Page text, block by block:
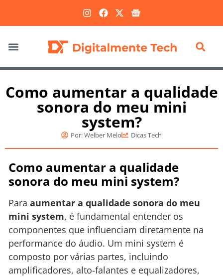
Como aumentar a qualidade
sonora do meu mini
system?
Por:Welber Melo Dicas Tech
Como aumentar a qualidade
sonora do meu mini system?
Para aumentar a qualidade sonora do meu
mini system, é fundamental entender os
componentes que influenciam diretamente na
performance do áudio. Um mini system é
composto por várias partes, incluindo
amplificadores, alto-falantes e equalizadores,